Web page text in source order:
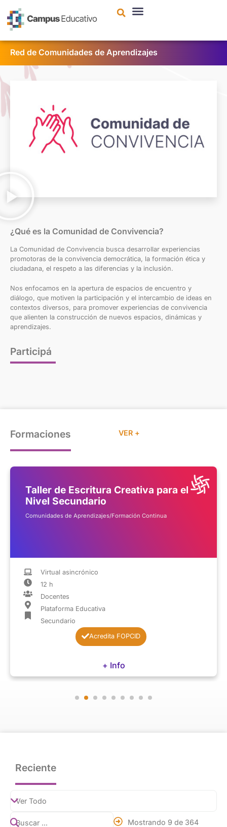
Red de Comunidades de Aprendizajes
¿Qué es la Comunidad de Convivencia?
La Comunidad de Convivencia busca desarrollar experiencias
promotoras de la convivencia democrática, la formación ética y
ciudadana, el respeto a las diferencias y la inclusión.
Nos enfocamos en la apertura de espacios de encuentro y
diálogo, que motiven la participación y el intercambio de ideas en
contextos diversos, para promover experiencias de convivencia
que alienten la construcción de nuevos espacios, dinámicas y
aprendizajes.
Participá
Formaciones VER +
Taller de Escritura Creativa para el
Nivel Secundario
Comunidades de Aprendizajes/Formación Continua
Virtual asincrónico
12 h
Docentes
Plataforma Educativa
Secundario
Acredita FOPCID
+ Info
Reciente
Mostrando 9 de 364